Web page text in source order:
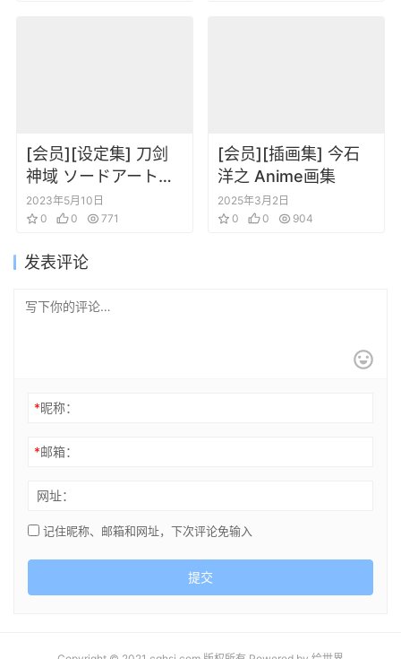
[会员][设定集] 刀剑
神域 ソードアート・
オンライン abec画集
2023年5月10日
0
0 771
[会员][插画集] 今石
洋之 Anime画集
2025年3月2日
0
0 904
发表评论
*昵称：
*邮箱：
网址：
记住昵称、邮箱和网址，下次评论免输入
提交